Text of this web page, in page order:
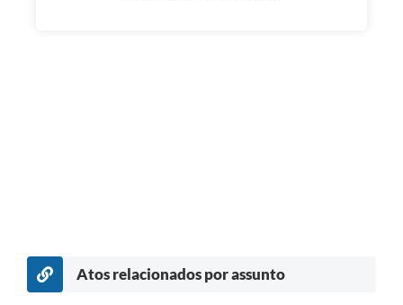
Atos relacionados por assunto